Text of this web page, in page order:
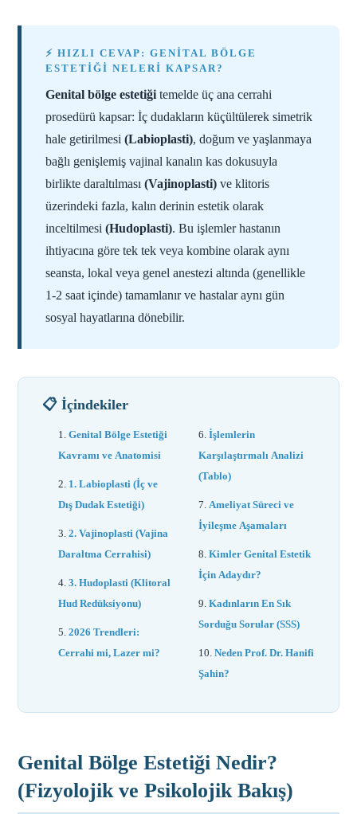
⚡ HIZLI CEVAP: GENITAL BÖLGE
ESTETIĞI NELERI KAPSAR?
Genital bölge estetiği temelde üç ana cerrahi
prosedürü kapsar: İç dudakların küçültülerek simetrik
hale getirilmesi(Labioplasti), doğum ve yaşlanmaya
bağlı genişlemiş vajinal kanalın kas dokusuyla
birlikte daraltılması(Vajinoplasti) ve klitoris
üzerindeki fazla, kalın derinin estetik olarak
inceltilmesi(Hudoplasti). Bu işlemler hastanın
ihtiyacına göre tek tek veya kombine olarak aynı
seansta, lokal veya genel anestezi altında (genellikle
1-2 saat içinde) tamamlanır ve hastalar aynı gün
sosyal hayatlarına dönebilir.
📋 İçindekiler
Genital Bölge Estetiği
Kavramı ve Anatomisi
1. Labioplasti (İç ve
Dış Dudak Estetiği)
2. Vajinoplasti (Vajina
Daraltma Cerrahisi)
3. Hudoplasti (Klitoral
Hud Redüksiyonu)
2026 Trendleri:
Cerrahi mi, Lazer mi?
İşlemlerin
Karşılaştırmalı Analizi
(Tablo)
Ameliyat Süreci ve
İyileşme Aşamaları
Kimler Genital Estetik
İçin Adaydır?
Kadınların En Sık
Sorduğu Sorular (SSS)
Neden Prof. Dr. Hanifi
Şahin?
Genital Bölge Estetiği Nedir?
(Fizyolojik ve Psikolojik Bakış)